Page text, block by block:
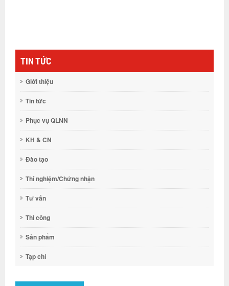
TIN TỨC
Giới thiệu
Tin tức
Phục vụ QLNN
KH & CN
Đào tạo
Thí nghiệm/Chứng nhận
Tư vấn
Thi công
Sản phẩm
Tạp chí